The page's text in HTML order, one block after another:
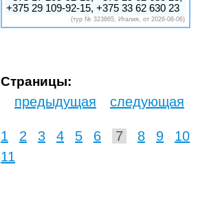
+375 29 109-92-15, +375 33 62 630 23
(тур № 323865, Италия, от 2026-08-06)
Страницы:
предыдущая следующая
1 2 3 4 5 6 7 8 9
10
11